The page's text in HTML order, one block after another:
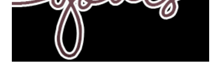
assolutamente mio. Sono affascinata dalla storia delle
streghe di Salem e se oltre alle streghe aggiungiamo
mondi paralleli e gemelle malefiche, la mia curiosità monta